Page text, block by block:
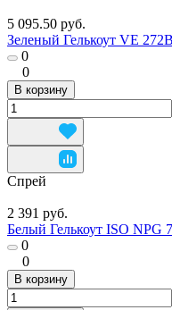
5 095.50 руб.
Зеленый Гелькоут VE
0
0
В корзину
Спрей
2 391 руб.
Белый Гелькоут ISO NPG
0
0
В корзину